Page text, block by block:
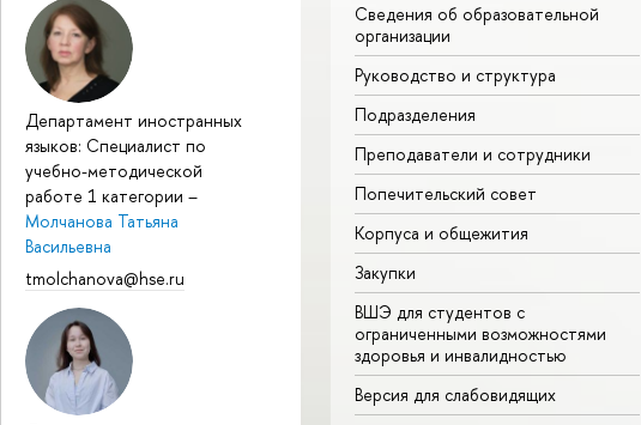
Департамент иностранных
языков: Специалист по
учебно-методической
работе 1 категории –
Молчанова Татьяна
Васильевна
tmolchanova@hse.ru
Сведения об образовательной
организации
Руководство и структура
Подразделения
Преподаватели и сотрудники
Попечительский совет
Корпуса и общежития
Закупки
ВШЭ для студентов с
ограниченными возможностями
здоровья и инвалидностью
Версия для слабовидящих